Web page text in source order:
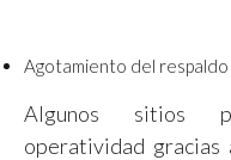
Agotamiento del respaldo
Algunos sitios
operatividad gracias